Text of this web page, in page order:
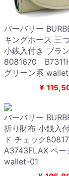
バーバリー
キングホース 三
小銭入付き ブラ
8081670
グリーン系
¥
バーバリー
折り財布 小銭入
ド チェック
A3743FLAX ベー
wallet-01